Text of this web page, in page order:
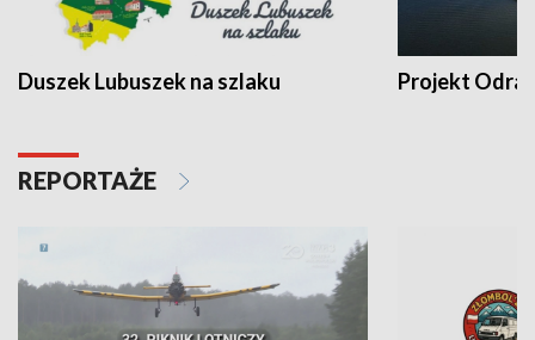
Duszek Lubuszek na szlaku Projekt Odra
REPORTAŻE